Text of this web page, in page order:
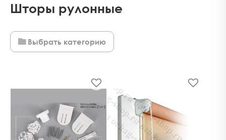
Шторы рулонные
Выбрать категорию